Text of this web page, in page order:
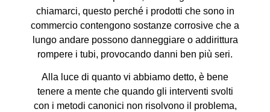
chiamarci, questo perché i prodotti che sono in
commercio contengono sostanze corrosive che a
lungo andare possono danneggiare o addirittura
rompere i tubi, provocando danni ben più seri.
Alla luce di quanto vi abbiamo detto, è bene
tenere a mente che quando gli interventi svolti
con i metodi canonici non risolvono il problema,